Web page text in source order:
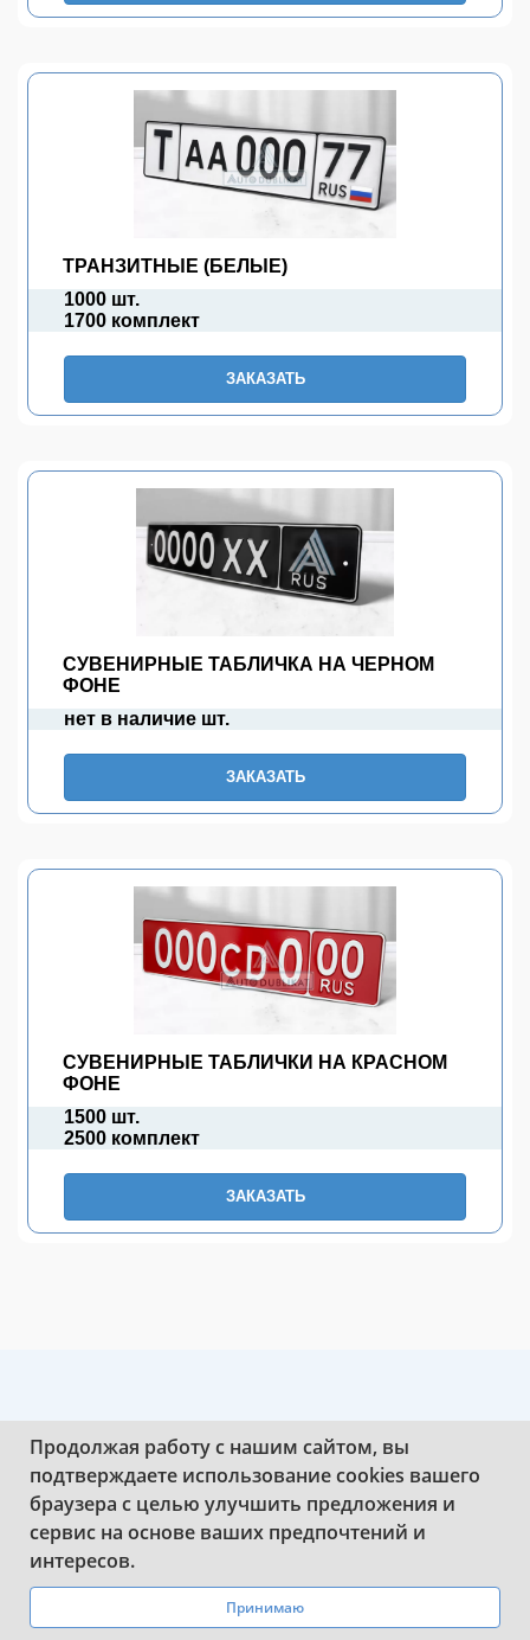
ТРАНЗИТНЫЕ (БЕЛЫЕ)
1000 шт.
1700 комплект
ЗАКАЗАТЬ
СУВЕНИРНЫЕ ТАБЛИЧКА НА ЧЕРНОМ
ФОНЕ
нет в наличие шт.
ЗАКАЗАТЬ
СУВЕНИРНЫЕ ТАБЛИЧКИ НА КРАСНОМ
ФОНЕ
1500 шт.
2500 комплект
ЗАКАЗАТЬ
РАМКИ ДЛЯ ДУБЛИКАТОВ
НОМЕРОВ
Продолжая работу с нашим сайтом, вы
подтверждаете использование cookies вашего
браузера с целью улучшить предложения и
сервис на основе ваших предпочтений и
интересов.
Принимаю
WhatsApp